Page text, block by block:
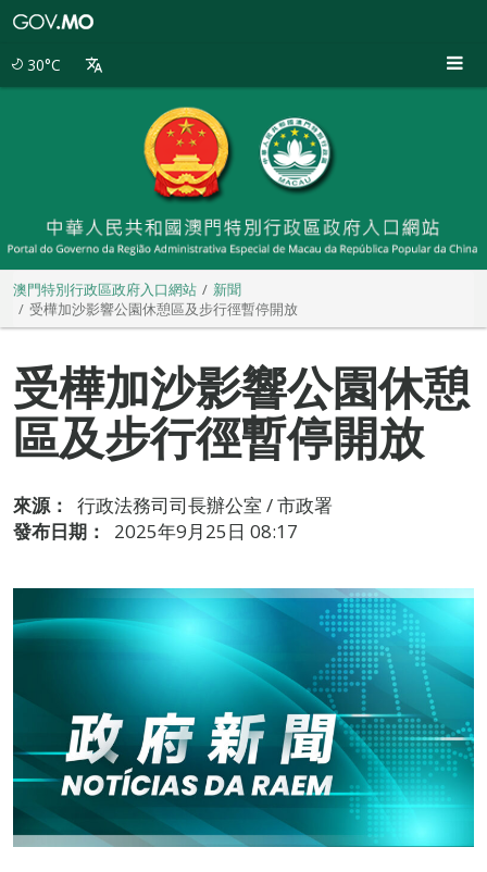
30°C
澳門特別行政區政府入口網站
新聞
受樺加沙影響公園休憩區及步行徑暫停開放
受樺加沙影響公園休憩
區及步行徑暫停開放
來源：
行政法務司司長辦公室 / 市政署
發布日期：
2025年9月25日 08:17